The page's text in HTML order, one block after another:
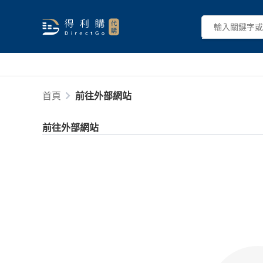
首頁 前往外部網站
前往外部網站